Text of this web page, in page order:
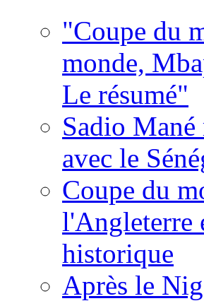
"Coupe du
monde,
Le résumé"
Sadio Mané
avec le
Coupe du
l'Angleterre
historique
Après le